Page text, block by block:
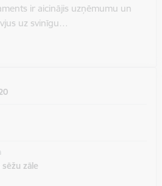
ir aicinājis uzņēmumu un
uz svinīgu…
zāle